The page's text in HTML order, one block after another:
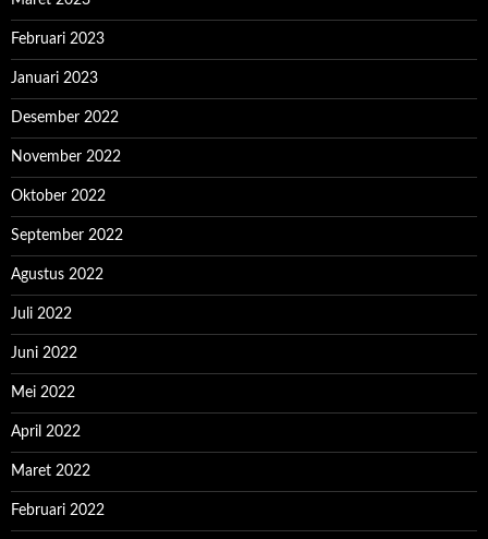
Februari 2023
Januari 2023
Desember 2022
November 2022
Oktober 2022
September 2022
Agustus 2022
Juli 2022
Juni 2022
Mei 2022
April 2022
Maret 2022
Februari 2022